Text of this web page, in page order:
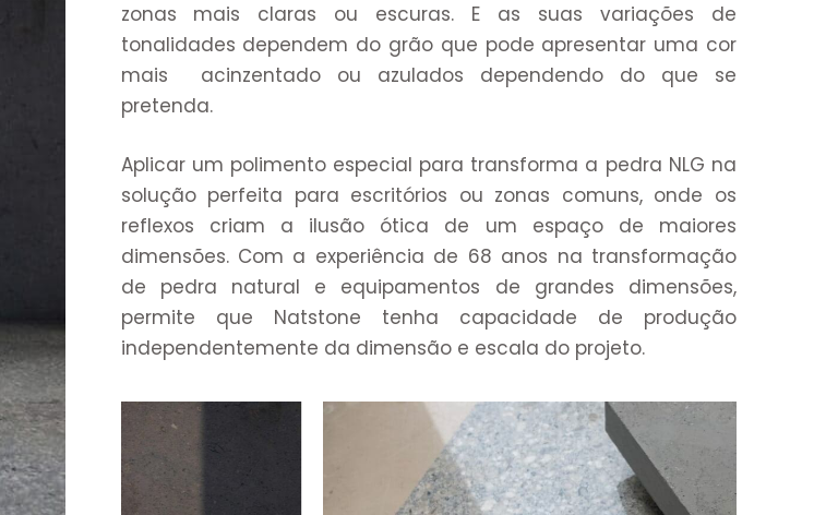
zonas mais claras ou escuras. E as suas variações de
tonalidades dependem do grão que pode apresentar uma cor
mais acinzentado ou azulados dependendo do que se
pretenda.
Aplicar um polimento especial para transforma a pedra NLG na
solução perfeita para escritórios ou zonas comuns, onde os
reflexos criam a ilusão ótica de um espaço de maiores
dimensões. Com a experiência de 68 anos na transformação
de pedra natural e equipamentos de grandes dimensões,
permite que Natstone tenha capacidade de produção
independentemente da dimensão e escala do projeto.